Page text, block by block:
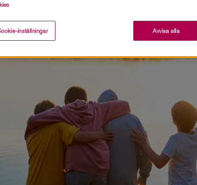
inställningar Avvisa alla